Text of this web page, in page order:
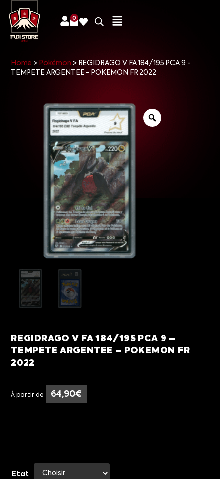
0
Home > Pokémon > REGIDRAGO V FA 184/195 PCA 9 -
TEMPETE ARGENTEE - POKEMON FR 2022
REGIDRAGO V FA 184/195 PCA 9 –
TEMPETE ARGENTEE – POKEMON FR
2022
À partir de 64,90€
Etat